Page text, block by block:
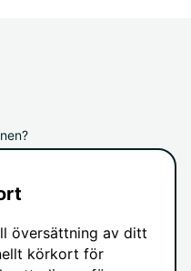
översättning av ditt
körkort för